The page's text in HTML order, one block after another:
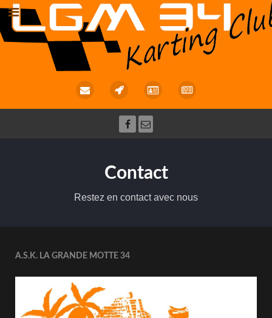
Contact
Restez en contact avec nous
A.S.K. LA GRANDE MOTTE 34